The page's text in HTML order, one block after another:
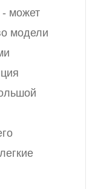
- может
модели